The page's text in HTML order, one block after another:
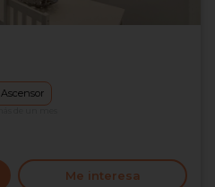
Ascensor
Me interesa